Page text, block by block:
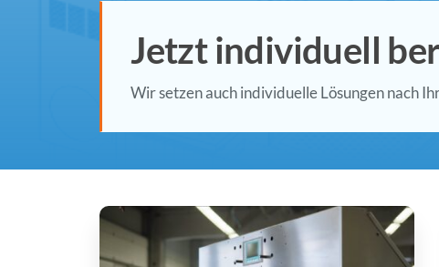
Jetzt individuell
Wir setzen auch individuelle Lösungen nach